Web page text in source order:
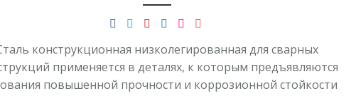
конструкционная низколегированная для сварных
применяется в деталях, к которым предъявляются
повышенной прочности и коррозионной стойкости